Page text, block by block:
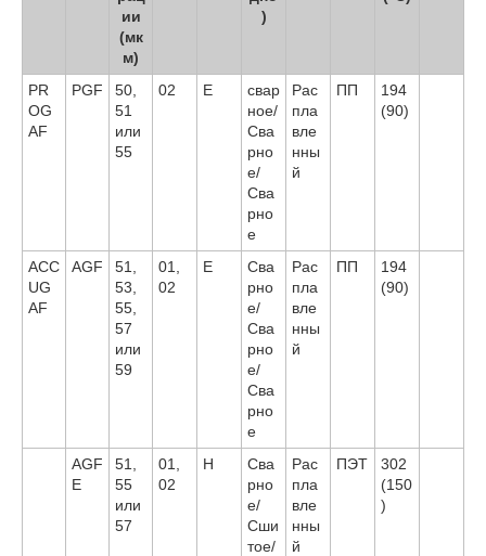
ии
(мк
м)
)
PR
OG
AF
PGF
50,
51
или
55
02 E
свар
ное/
Сва
рно
е/
Сва
рно
е
Рас
пла
вле
нны
й
ПП
194
(90)
ACC
UG
AF
AGF
51,
53,
55,
57
или
59
01,
02
E
Сва
рно
е/
Сва
рно
е/
Сва
рно
е
Рас
пла
вле
нны
й
ПП
194
(90)
AGF
E
51,
55
или
57
01,
02
H
Сва
рно
е/
Сши
тое/
Рас
пла
вле
нны
й
ПЭТ
302
(150
)